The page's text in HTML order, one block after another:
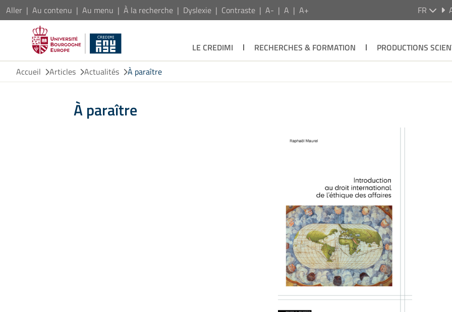
Aller Au contenu Au menu À la recherche Dyslexie Contraste A- A A+ FR
LE CREDIMI RECHERCHES & FORMATION
PRODUCTIONS
Accueil
Articles Actualités À paraître
À paraître